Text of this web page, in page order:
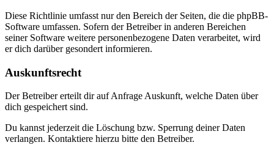
Diese Richtlinie umfasst nur den Bereich der Seiten, die die phpBB-
Software umfassen. Sofern der Betreiber in anderen Bereichen
seiner Software weitere personenbezogene Daten verarbeitet, wird
er dich darüber gesondert informieren.
Auskunftsrecht
Der Betreiber erteilt dir auf Anfrage Auskunft, welche Daten über
dich gespeichert sind.
Du kannst jederzeit die Löschung bzw. Sperrung deiner Daten
verlangen. Kontaktiere hierzu bitte den Betreiber.